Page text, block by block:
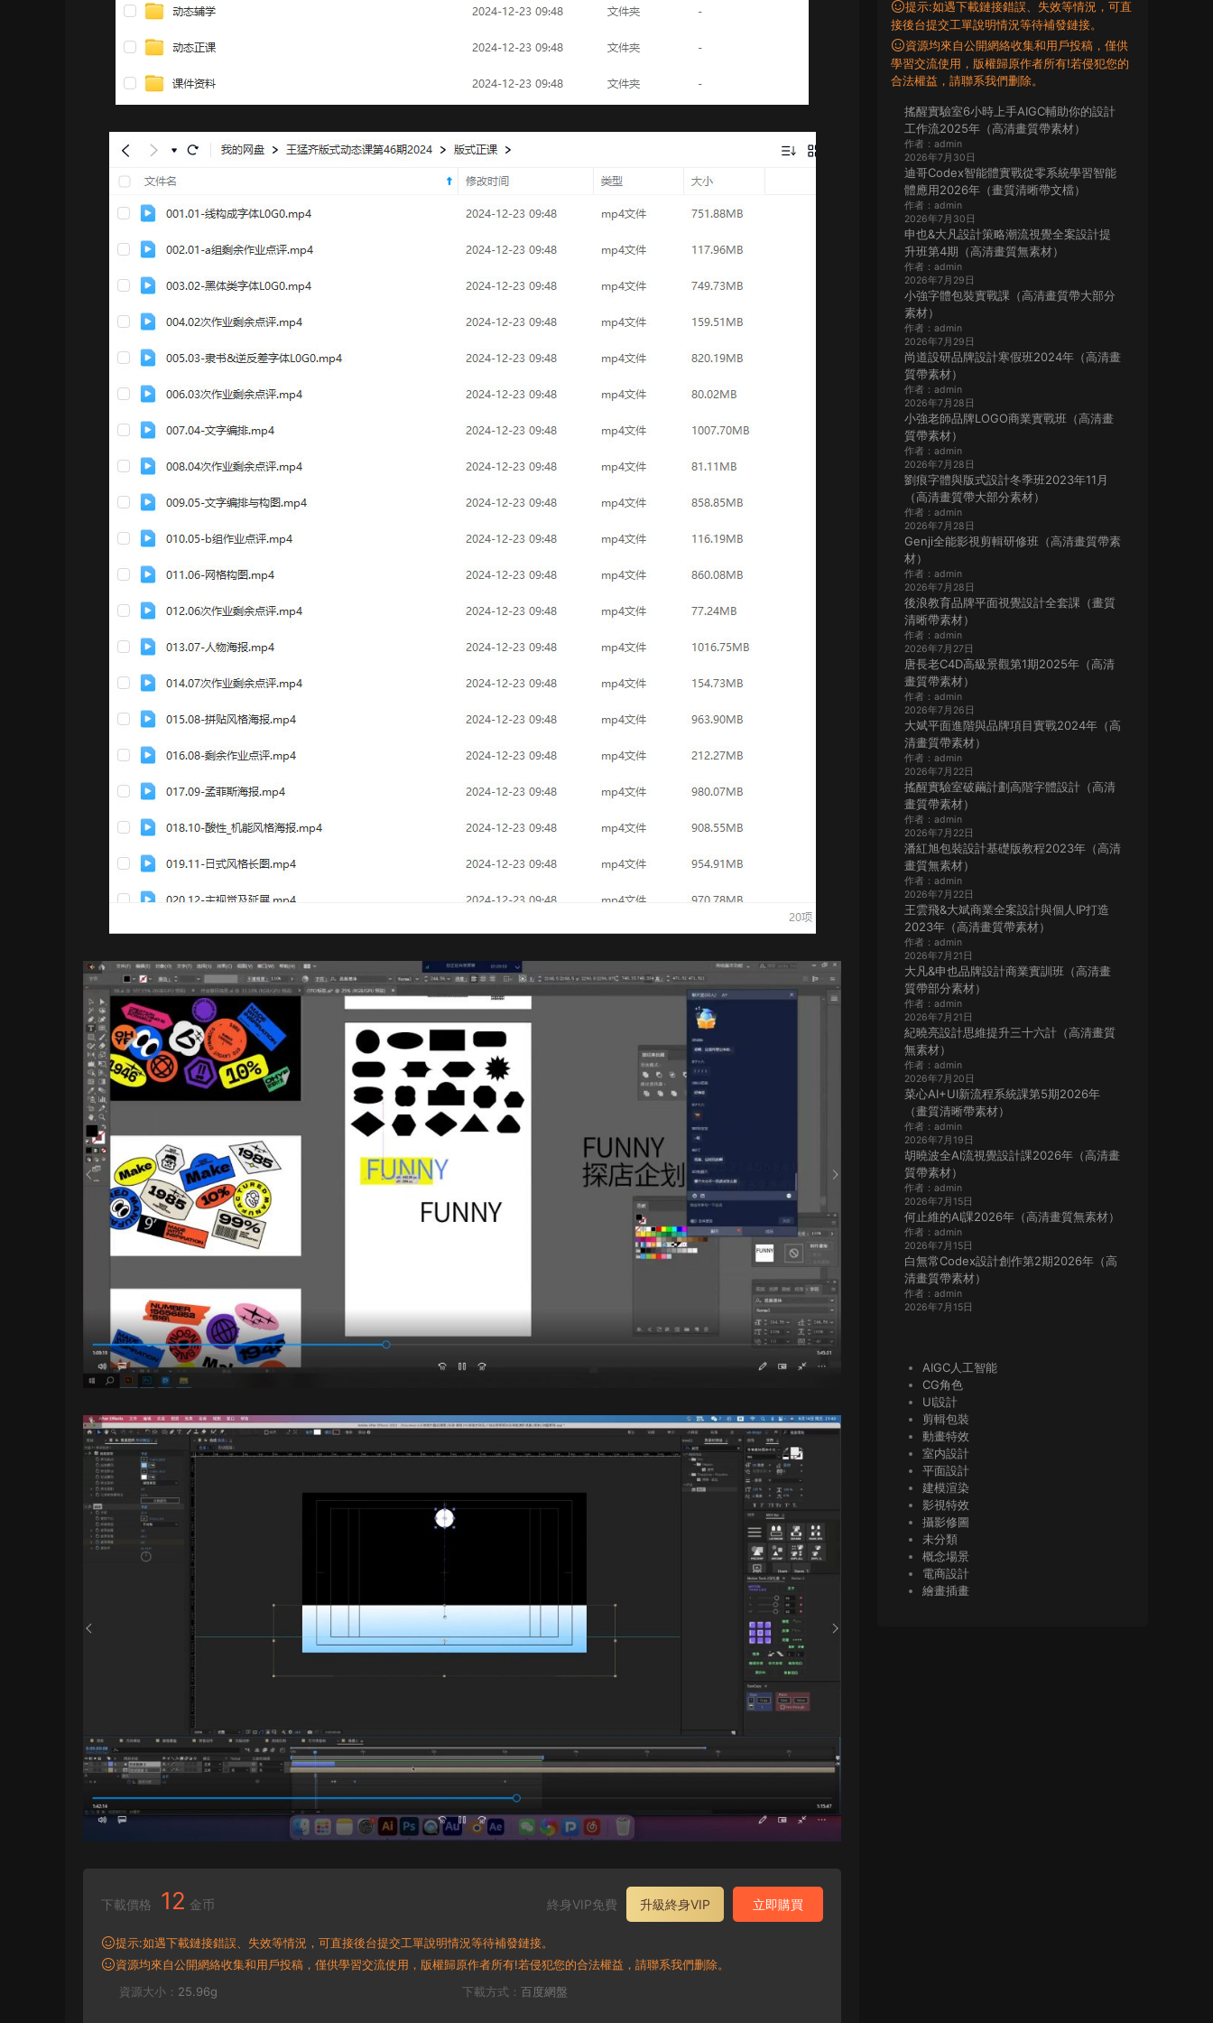
下載價格 12 金币 終身VIP免費 升級終身VIP 立即購買
提示:如遇下載鏈接錯誤、失效等情況，可直接後台提交工單說明情況等待補發鏈接。
資源均來自公開網絡收集和用戶投稿，僅供學習交流使用，版權歸原作者所有!若侵犯您的合法權益，請聯系我們删除。
資源大小： 25.96g 下載方式： 百度網盤
提示:如遇下載鏈接錯誤、失效等情況，可直
接後台提交工單說明情況等待補發鏈接。
資源均來自公開網絡收集和用戶投稿，僅供
學習交流使用，版權歸原作者所有!若侵犯您的
合法權益，請聯系我們删除。
搖醒實驗室6小時上手AIGC輔助你的設計
工作流2025年（高清畫質帶素材）
作者：admin
2026年7月30日
迪哥Codex智能體實戰從零系統學習智能
體應用2026年（畫質清晰帶文檔）
作者：admin
2026年7月30日
申也&大凡設計策略潮流視覺全案設計提
升班第4期（高清畫質無素材）
作者：admin
2026年7月29日
小強字體包裝實戰課（高清畫質帶大部分
素材）
作者：admin
2026年7月29日
尚道設研品牌設計寒假班2024年（高清畫
質帶素材）
作者：admin
2026年7月28日
小強老師品牌LOGO商業實戰班（高清畫
質帶素材）
作者：admin
2026年7月28日
劉痕字體與版式設計冬季班2023年11月
（高清畫質帶大部分素材）
作者：admin
2026年7月28日
Genji全能影視剪輯研修班（高清畫質帶素
材）
作者：admin
2026年7月28日
後浪教育品牌平面視覺設計全套課（畫質
清晰帶素材）
作者：admin
2026年7月27日
唐長老C4D高級景觀第1期2025年（高清
畫質帶素材）
作者：admin
2026年7月26日
大斌平面進階與品牌項目實戰2024年（高
清畫質帶素材）
作者：admin
2026年7月22日
搖醒實驗室破繭計劃高階字體設計（高清
畫質帶素材）
作者：admin
2026年7月22日
潘紅旭包裝設計基礎版教程2023年（高清
畫質無素材）
作者：admin
2026年7月22日
王雲飛&大斌商業全案設計與個人IP打造
2023年（高清畫質帶素材）
作者：admin
2026年7月21日
大凡&申也品牌設計商業實訓班（高清畫
質帶部分素材）
作者：admin
2026年7月21日
紀曉亮設計思維提升三十六計（高清畫質
無素材）
作者：admin
2026年7月20日
菜心AI+UI新流程系統課第5期2026年
（畫質清晰帶素材）
作者：admin
2026年7月19日
胡曉波全AI流視覺設計課2026年（高清畫
質帶素材）
作者：admin
2026年7月15日
何止維的AI課2026年（高清畫質無素材）
作者：admin
2026年7月15日
白無常Codex設計創作第2期2026年（高
清畫質帶素材）
作者：admin
2026年7月15日
AIGC人工智能
CG角色
UI設計
剪輯包裝
動畫特效
室内設計
平面設計
建模渲染
影視特效
攝影修圖
未分類
概念場景
電商設計
繪畫插畫